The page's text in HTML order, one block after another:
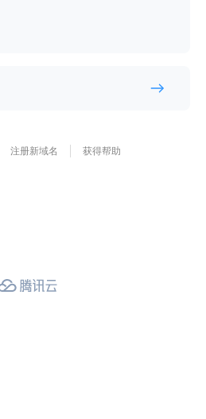
注册新域名 获得帮助